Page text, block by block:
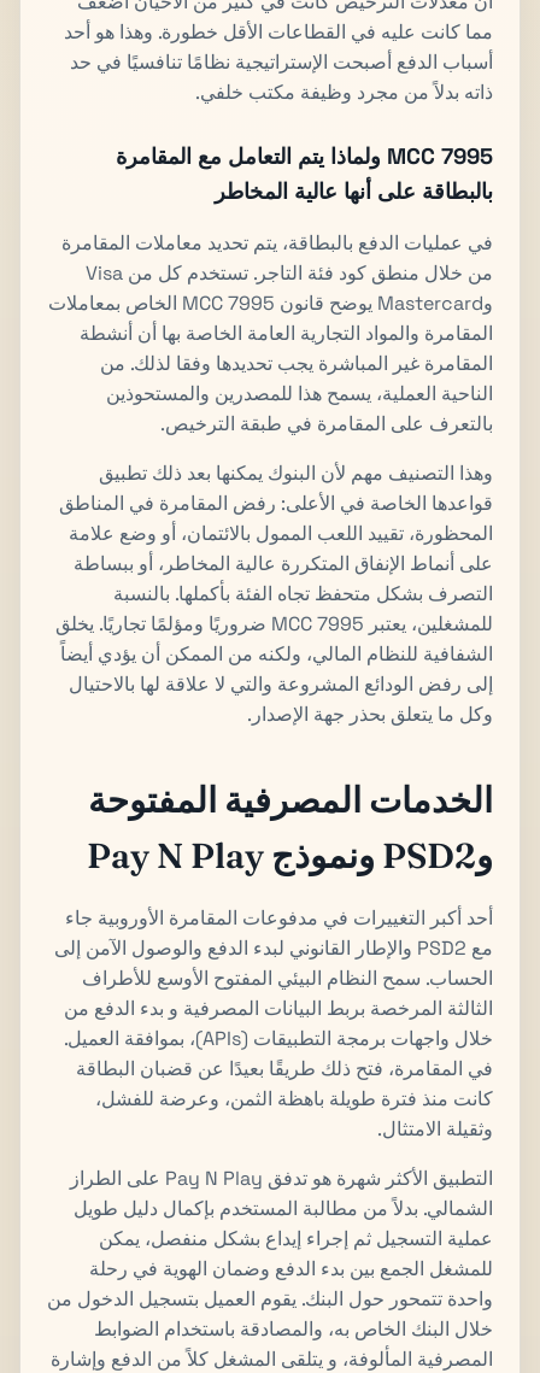
مما كانت عليه في القطاعات الأقل خطورة. وهذا هو أحد
أسباب الدفع أصبحت الإستراتيجية نظامًا تنافسيًا في حد
ذاته بدلاً من مجرد وظيفة مكتب خلفي.
MCC 7995 ولماذا يتم التعامل مع المقامرة
بالبطاقة على أنها عالية المخاطر
في عمليات الدفع بالبطاقة، يتم تحديد معاملات المقامرة
من خلال منطق كود فئة التاجر. تستخدم كل من Visa
وMastercard يوضح قانون MCC 7995 الخاص بمعاملات
المقامرة والمواد التجارية العامة الخاصة بها أن أنشطة
المقامرة غير المباشرة يجب تحديدها وفقا لذلك. من
الناحية العملية، يسمح هذا للمصدرين والمستحوذين
بالتعرف على المقامرة في طبقة الترخيص.
وهذا التصنيف مهم لأن البنوك يمكنها بعد ذلك تطبيق
قواعدها الخاصة في الأعلى: رفض المقامرة في المناطق
المحظورة، تقييد اللعب الممول بالائتمان، أو وضع علامة
على أنماط الإنفاق المتكررة عالية المخاطر، أو ببساطة
التصرف بشكل متحفظ تجاه الفئة بأكملها. بالنسبة
للمشغلين، يعتبر MCC 7995 ضروريًا ومؤلمًا تجاريًا. يخلق
الشفافية للنظام المالي، ولكنه من الممكن أن يؤدي أيضاً
إلى رفض الودائع المشروعة والتي لا علاقة لها بالاحتيال
وكل ما يتعلق بحذر جهة الإصدار.
الخدمات المصرفية المفتوحة
وPSD2 ونموذج Pay N Play
أحد أكبر التغييرات في مدفوعات المقامرة الأوروبية جاء
مع PSD2 والإطار القانوني لبدء الدفع والوصول الآمن إلى
الحساب. سمح النظام البيئي المفتوح الأوسع للأطراف
الثالثة المرخصة بربط البيانات المصرفية و بدء الدفع من
خلال واجهات برمجة التطبيقات (APIs)، بموافقة العميل.
في المقامرة، فتح ذلك طريقًا بعيدًا عن قضبان البطاقة
كانت منذ فترة طويلة باهظة الثمن، وعرضة للفشل،
وثقيلة الامتثال.
التطبيق الأكثر شهرة هو تدفق Pay N Play على الطراز
الشمالي. بدلاً من مطالبة المستخدم بإكمال دليل طويل
عملية التسجيل ثم إجراء إيداع بشكل منفصل، يمكن
للمشغل الجمع بين بدء الدفع وضمان الهوية في رحلة
واحدة تتمحور حول البنك. يقوم العميل بتسجيل الدخول من
خلال البنك الخاص به، والمصادقة باستخدام الضوابط
المصرفية المألوفة، و يتلقى المشغل كلاً من الدفع وإشارة